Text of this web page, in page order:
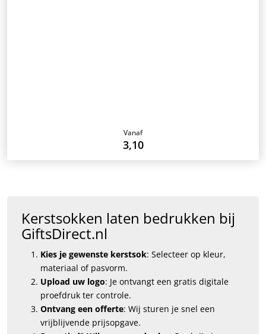
Vanaf
3,10
Kerstsokken laten bedrukken bij
GiftsDirect.nl
Kies je gewenste kerstsok: Selecteer op kleur,
materiaal of pasvorm.
Upload uw logo: Je ontvangt een gratis digitale
proefdruk ter controle.
Ontvang een offerte: Wij sturen je snel een
vrijblijvende prijsopgave.